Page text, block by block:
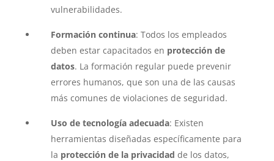
vulnerabilidades.
Formación continua: Todos los empleados
deben estar capacitados en protección de
datos. La formación regular puede prevenir
errores humanos, que son una de las causas
más comunes de violaciones de seguridad.
Uso de tecnología adecuada: Existen
herramientas diseñadas específicamente para
la protección de la privacidad de los datos,